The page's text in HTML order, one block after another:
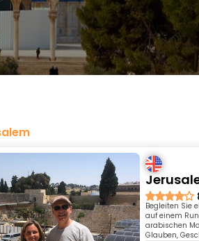
Begleiten Sie
auf einem
arabischen
Glauben,